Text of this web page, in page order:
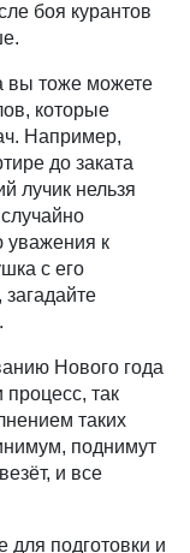
боя курантов
вы тоже можете
которые
Например,
до заката
лучик нельзя
уважения к
с его
Нового года
процесс, так
таких
поднимут
и все
для подготовки и